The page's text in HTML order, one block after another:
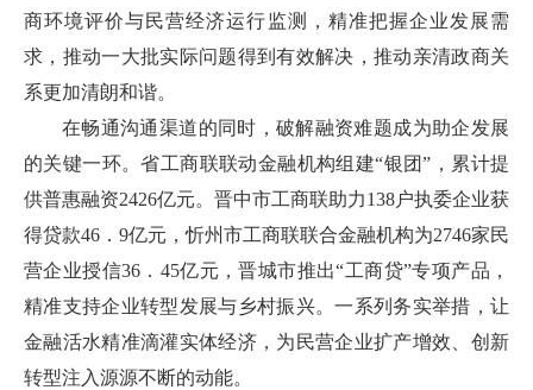
商环境评价与民营经济运行监测，精准把握企业发展需
求，推动一大批实际问题得到有效解决，推动亲清政商关
系更加清朗和谐。
在畅通沟通渠道的同时，破解融资难题成为助企发展
的关键一环。省工商联联动金融机构组建“银团”，累计提
供普惠融资2426亿元。晋中市工商联助力138户执委企业获
得贷款46．9亿元，忻州市工商联联合金融机构为2746家民
营企业授信36．45亿元，晋城市推出“工商贷”专项产品，
精准支持企业转型发展与乡村振兴。一系列务实举措，让
金融活水精准滴灌实体经济，为民营企业扩产增效、创新
转型注入源源不断的动能。